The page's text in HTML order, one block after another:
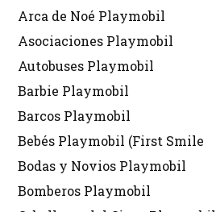
Arca de Noé Playmobil
Asociaciones Playmobil
Autobuses Playmobil
Barbie Playmobil
Barcos Playmobil
Bebés Playmobil (First Smile
Bodas y Novios Playmobil
Bomberos Playmobil